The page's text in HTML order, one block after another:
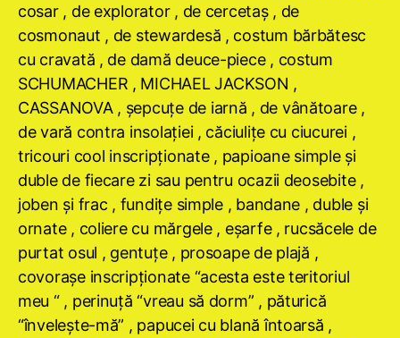
cosar , de explorator , de cercetaş , de
cosmonaut , de stewardesă , costum bărbătesc
cu cravată , de damă deuce-piece , costum
SCHUMACHER , MICHAEL JACKSON ,
CASSANOVA , şepcuţe de iarnă , de vânătoare ,
de vară contra insolaţiei , căciuliţe cu ciucurei ,
tricouri cool inscripţionate , papioane simple şi
duble de fiecare zi sau pentru ocazii deosebite ,
joben şi frac , fundiţe simple , bandane , duble şi
ornate , coliere cu mărgele , eşarfe , rucsăcele de
purtat osul , gentuţe , prosoape de plajă ,
covoraşe inscripţionate “acesta este teritoriul
meu “ , perinuţă “vreau să dorm” , păturică
“înveleşte-mă” , papucei cu blană întoarsă ,